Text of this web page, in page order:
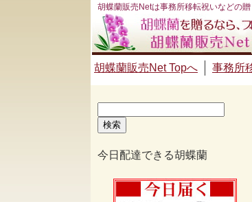
胡蝶蘭販売Netは事務所移転祝いなどの
胡蝶蘭販売Net Topへ 事務所
索:
今日配達できる胡蝶蘭